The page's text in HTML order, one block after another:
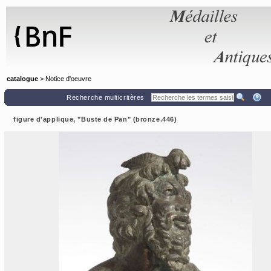
catalogue > Notice d'oeuvre
Recherche multicritères
figure d'applique, "Buste de Pan" (bronze.446)